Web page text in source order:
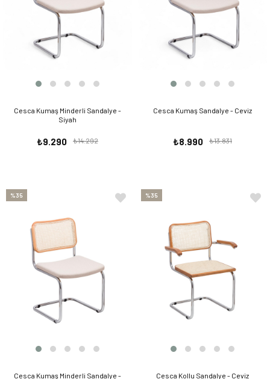
Cesca Kumaş Minderli Sandalye -
Siyah
₺9.290 ₺14.292
Cesca Kumaş Sandalye - Ceviz
₺8.990 ₺13.831
Cesca Kumaş Minderli Sandalye -
%35
Cesca Kollu Sandalye - Ceviz
%35